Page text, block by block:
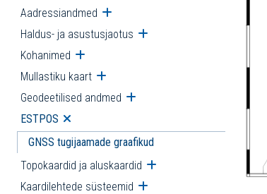
Aadressiandmed Ava alammenüü
Haldus- ja asustusjaotus Ava alammenüü
Kohanimed Ava alammenüü
Mullastiku kaart Ava alammenüü
Geodeetilised andmed Ava alammenüü
ESTPOS Ava alammenüü
GNSS tugijaamade graafikud
Topokaardid ja aluskaardid Ava alammenüü
Kaardilehtede süsteemid Ava alammenüü